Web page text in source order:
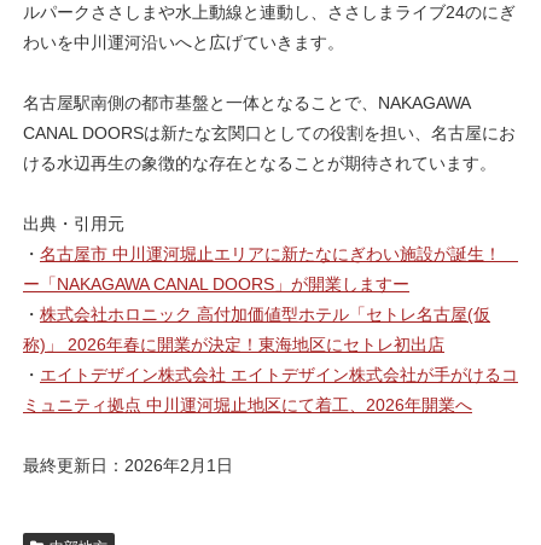
ルパークささしまや水上動線と連動し、ささしまライブ24のにぎ
わいを中川運河沿いへと広げていきます。
名古屋駅南側の都市基盤と一体となることで、NAKAGAWA
CANAL DOORSは新たな玄関口としての役割を担い、名古屋にお
ける水辺再生の象徴的な存在となることが期待されています。
出典・引用元
・ 名古屋市 中川運河堀止エリアに新たなにぎわい施設が誕生！
ー「NAKAGAWA CANAL DOORS」が開業しますー
・ 株式会社ホロニック 高付加価値型ホテル「セトレ名古屋(仮
称)」 2026年春に開業が決定！東海地区にセトレ初出店
・ エイトデザイン株式会社 エイトデザイン株式会社が手がけるコ
ミュニティ拠点 中川運河堀止地区にて着工、2026年開業へ
最終更新日：2026年2月1日